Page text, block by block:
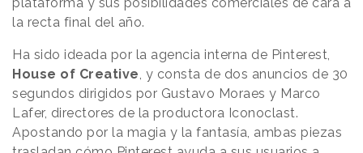
la recta final del año.
Ha sido ideada por la agencia interna de Pinterest,
House of Creative, y consta de dos anuncios de 30
segundos dirigidos por Gustavo Moraes y Marco
Lafer, directores de la productora Iconoclast.
Apostando por la magia y la fantasía, ambas piezas